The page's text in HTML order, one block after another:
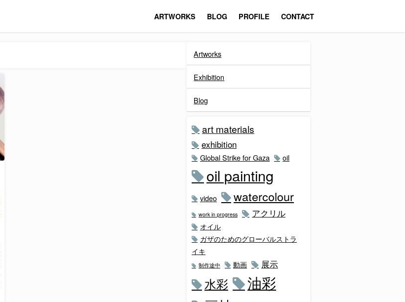
ARTWORKS BLOG PROFILE CONTACT
Artworks
Exhibition
Blog
art materials
exhibition
Global Strike for Gaza oil
oil painting
video watercolour
work in progress アクリル
オイル
ガザのためのグローバルストラ
イキ
制作途中 動画 展示
水彩 油彩